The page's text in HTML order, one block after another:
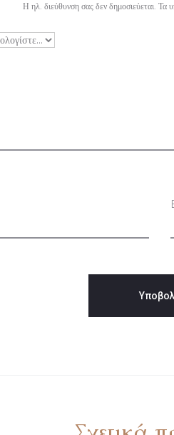
Η ηλ. διεύθυνση σας δεν δημοσιεύεται. Τα